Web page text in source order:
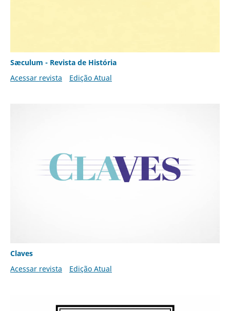
Sæculum - Revista de História
Acessar revista
Edição Atual
Claves
Acessar revista
Edição Atual